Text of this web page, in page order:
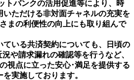
バンクの活用促進等により、時
いただける非対面チャネルの充実を
まの利便性の向上にも取り組んで
いる共済契約についても、日頃の
や請求漏れの確認等を行うなど、
視点に立った安心･満足を提供する
実施しております。